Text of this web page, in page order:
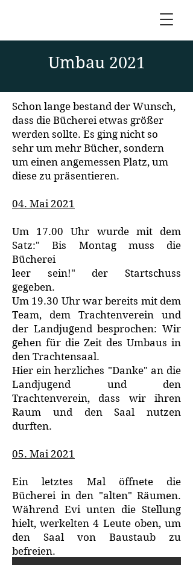
Schon lange bestand der Wunsch,
dass die Bücherei etwas größer
werden sollte. Es ging nicht so
sehr um mehr Bücher, sondern
um einen angemessen Platz, um
diese zu präsentieren.
04. Mai 2021
Um 17.00 Uhr wurde mit dem
Satz:" Bis Montag muss die
Bücherei
leer sein!" der Startschuss
gegeben.
Um 19.30 Uhr war bereits mit dem
Team, dem Trachtenverein und
der Landjugend besprochen: Wir
gehen für die Zeit des Umbaus in
den Trachtensaal.
Hier ein herzliches "Danke" an die
Landjugend und den
Trachtenverein, dass wir ihren
Raum und den Saal nutzen
durften.
05. Mai 2021
Ein letztes Mal öffnete die
Bücherei in den "alten" Räumen.
Während Evi unten die Stellung
hielt, werkelten 4 Leute oben, um
den Saal von Baustaub zu
befreien.
Umbau 2021